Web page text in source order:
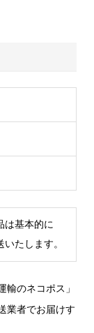
は基本的に
いたします。
輸のネコポス」
業者でお届けす